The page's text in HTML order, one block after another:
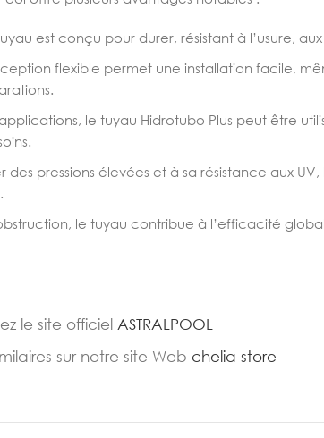
est conçu pour durer, résistant à l’usure,
flexible permet une installation facile,
le tuyau Hidrotubo Plus peut être
pressions élevées et à sa résistance aux
obstruction, le tuyau contribue à l’efficacité
le site officiel ASTRALPOOL
sur notre site Web chelia store